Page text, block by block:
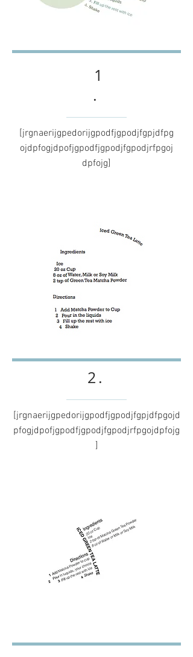
1
.
[jrgnaerijgpedorijgpodfjgpodjfgpjdfpg
ojdpfogjdpofjgpodfjgpodjfgpodjrfpgoj
dpfojg]
2.
[jrgnaerijgpedorijgpodfjgpodjfgpjdfpgojd
pfogjdpofjgpodfjgpodjfgpodjrfpgojdpfojg
]